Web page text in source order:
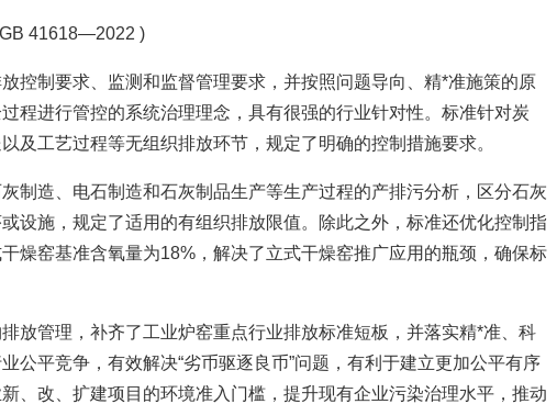
GB 41618—2022 )
控制要求、监测和监督管理要求，并按照问题导向、精*准施策的原
程进行管控的系统治理理念，具有很强的行业针对性。标准针对炭
及工艺过程等无组织排放环节，规定了明确的控制措施要求。
制造、电石制造和石灰制品生产等生产过程的产排污分析，区分石灰
设施，规定了适用的有组织排放限值。除此之外，标准还优化控制指
燥窑基准含氧量为18%，解决了立式干燥窑推广应用的瓶颈，确保标
放管理，补齐了工业炉窑重点行业排放标准短板，并落实精*准、科
公平竞争，有效解决“劣币驱逐良币”问题，有利于建立更加公平有序
、改、扩建项目的环境准入门槛，提升现有企业污染治理水平，推动